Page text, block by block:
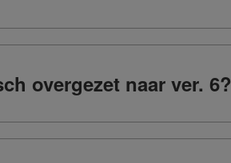
overgezet naar ver. 6?